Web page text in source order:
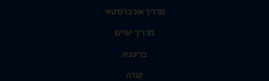
מדריך אוניברסיטאי
מדריך יעדים
בריטניה
קנדה